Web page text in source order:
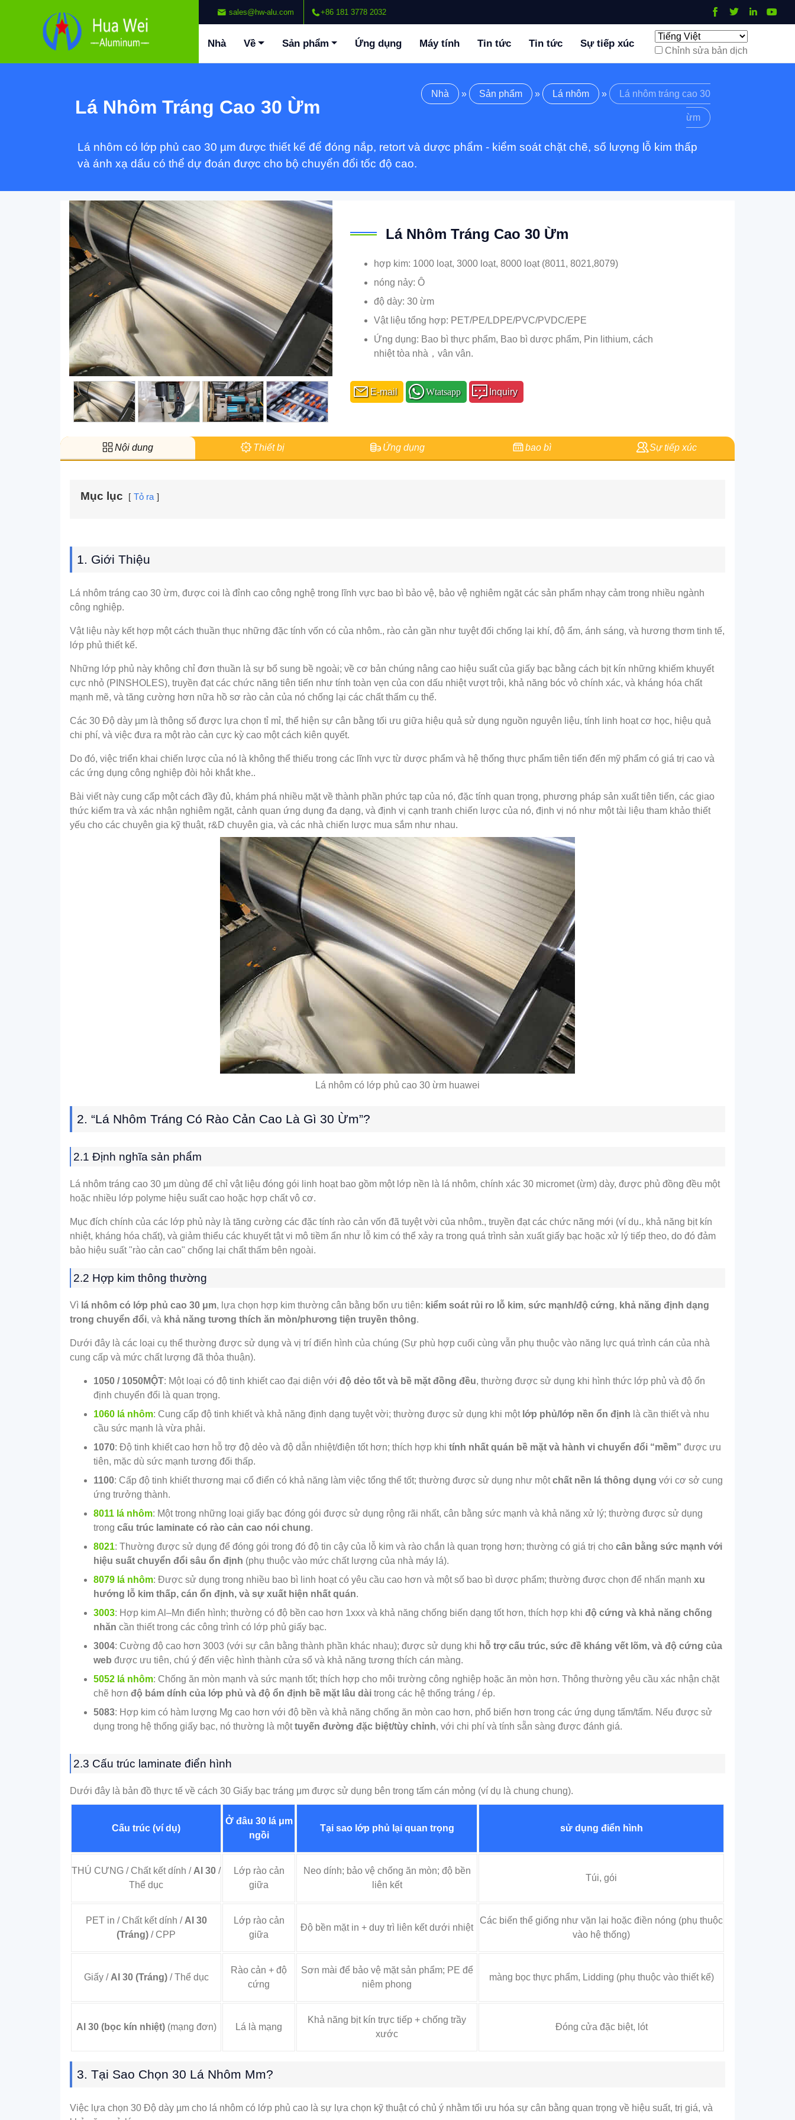
sales@hw-alu.com +86 181 3778 2032
Nhà Về Sản phẩm Ứng dụng Máy tính Tin tức Tin tức Sự tiếp xúc
Chỉnh sửa bản dịch
Lá Nhôm Tráng Cao 30 Ừm
Nhà » Sản phẩm » Lá nhôm » Lá nhôm tráng cao 30
ừm
Lá nhôm có lớp phủ cao 30 µm được thiết kế để đóng nắp, retort và dược phẩm - kiểm soát chặt chẽ, số lượng lỗ kim thấp
và ánh xạ dấu có thể dự đoán được cho bộ chuyển đổi tốc độ cao.
Lá Nhôm Tráng Cao 30 Ừm
hợp kim: 1000 loạt, 3000 loạt, 8000 loạt (8011, 8021,8079)
nóng nảy: Ô
độ dày: 30 ừm
Vật liệu tổng hợp: PET/PE/LDPE/PVC/PVDC/EPE
Ứng dụng: Bao bì thực phẩm, Bao bì dược phẩm, Pin lithium, cách
nhiệt tòa nhà，vân vân.
E-mail Wtatsapp Inquiry
Nội dung Thiết bị Ứng dụng bao bì Sự tiếp xúc
Mục lục Tỏ ra
1. Giới Thiệu
Lá nhôm tráng cao 30 ừm, được coi là đỉnh cao công nghệ trong lĩnh vực bao bì bảo vệ, bảo vệ nghiêm ngặt các sản phẩm nhạy cảm trong nhiều ngành
công nghiệp.
Vật liệu này kết hợp một cách thuần thục những đặc tính vốn có của nhôm., rào cản gần như tuyệt đối chống lại khí, độ ẩm, ánh sáng, và hương thơm tinh tế,
lớp phủ thiết kế.
Những lớp phủ này không chỉ đơn thuần là sự bổ sung bề ngoài; về cơ bản chúng nâng cao hiệu suất của giấy bạc bằng cách bịt kín những khiếm khuyết
cực nhỏ (PINSHOLES), truyền đạt các chức năng tiên tiến như tính toàn vẹn của con dấu nhiệt vượt trội, khả năng bóc vỏ chính xác, và kháng hóa chất
mạnh mẽ, và tăng cường hơn nữa hồ sơ rào cản của nó chống lại các chất thấm cụ thể.
Các 30 Độ dày µm là thông số được lựa chọn tỉ mỉ, thể hiện sự cân bằng tối ưu giữa hiệu quả sử dụng nguồn nguyên liệu, tính linh hoạt cơ học, hiệu quả
chi phí, và việc đưa ra một rào cản cực kỳ cao một cách kiên quyết.
Do đó, việc triển khai chiến lược của nó là không thể thiếu trong các lĩnh vực từ dược phẩm và hệ thống thực phẩm tiên tiến đến mỹ phẩm có giá trị cao và
các ứng dụng công nghiệp đòi hỏi khắt khe..
Bài viết này cung cấp một cách đầy đủ, khám phá nhiều mặt về thành phần phức tạp của nó, đặc tính quan trọng, phương pháp sản xuất tiên tiến, các giao
thức kiểm tra và xác nhận nghiêm ngặt, cảnh quan ứng dụng đa dạng, và định vị cạnh tranh chiến lược của nó, định vị nó như một tài liệu tham khảo thiết
yếu cho các chuyên gia kỹ thuật, r&D chuyên gia, và các nhà chiến lược mua sắm như nhau.
Lá nhôm có lớp phủ cao 30 ừm huawei
2. “Lá Nhôm Tráng Có Rào Cản Cao Là Gì 30 Ừm”?
2.1 Định nghĩa sản phẩm
Lá nhôm tráng cao 30 µm dùng để chỉ vật liệu đóng gói linh hoạt bao gồm một lớp nền là lá nhôm, chính xác 30 micromet (ừm) dày, được phủ đồng đều một
hoặc nhiều lớp polyme hiệu suất cao hoặc hợp chất vô cơ.
Mục đích chính của các lớp phủ này là tăng cường các đặc tính rào cản vốn đã tuyệt vời của nhôm., truyền đạt các chức năng mới (ví dụ., khả năng bịt kín
nhiệt, kháng hóa chất), và giảm thiểu các khuyết tật vi mô tiềm ẩn như lỗ kim có thể xảy ra trong quá trình sản xuất giấy bạc hoặc xử lý tiếp theo, do đó đảm
bảo hiệu suất "rào cản cao" chống lại chất thấm bên ngoài.
2.2 Hợp kim thông thường
Vì lá nhôm có lớp phủ cao 30 μm, lựa chọn hợp kim thường cân bằng bốn ưu tiên: kiểm soát rủi ro lỗ kim, sức mạnh/độ cứng, khả năng định dạng
trong chuyển đổi, và khả năng tương thích ăn mòn/phương tiện truyền thông.
Dưới đây là các loại cụ thể thường được sử dụng và vị trí điển hình của chúng (Sự phù hợp cuối cùng vẫn phụ thuộc vào năng lực quá trình cán của nhà
cung cấp và mức chất lượng đã thỏa thuận).
1050 / 1050MỘT: Một loại có độ tinh khiết cao đại diện với độ dẻo tốt và bề mặt đồng đều, thường được sử dụng khi hình thức lớp phủ và độ ổn
định chuyển đổi là quan trọng.
1060 lá nhôm: Cung cấp độ tinh khiết và khả năng định dạng tuyệt vời; thường được sử dụng khi một lớp phủ/lớp nền ổn định là cần thiết và nhu
cầu sức mạnh là vừa phải.
1070: Độ tinh khiết cao hơn hỗ trợ độ dẻo và độ dẫn nhiệt/điện tốt hơn; thích hợp khi tính nhất quán bề mặt và hành vi chuyển đổi “mềm” được ưu
tiên, mặc dù sức mạnh tương đối thấp.
1100: Cấp độ tinh khiết thương mại cổ điển có khả năng làm việc tổng thể tốt; thường được sử dụng như mộtchất nền lá thông dụng với cơ sở cung
ứng trưởng thành.
8011 lá nhôm: Một trong những loại giấy bạc đóng gói được sử dụng rộng rãi nhất, cân bằng sức mạnh và khả năng xử lý; thường được sử dụng
trong cấu trúc laminate có rào cản cao nói chung.
8021: Thường được sử dụng để đóng gói trong đó độ tin cậy của lỗ kim và rào chắn là quan trọng hơn; thường có giá trị cho cân bằng sức mạnh với
hiệu suất chuyển đổi sâu ổn định (phụ thuộc vào mức chất lượng của nhà máy lá).
8079 lá nhôm: Được sử dụng trong nhiều bao bì linh hoạt có yêu cầu cao hơn và một số bao bì dược phẩm; thường được chọn để nhấn mạnh xu
hướng lỗ kim thấp, cán ổn định, và sự xuất hiện nhất quán.
3003: Hợp kim Al–Mn điển hình; thường có độ bền cao hơn 1xxx và khả năng chống biến dạng tốt hơn, thích hợp khi độ cứng và khả năng chống
nhăn cần thiết trong các công trình có lớp phủ giấy bạc.
3004: Cường độ cao hơn 3003 (với sự cân bằng thành phần khác nhau); được sử dụng khi hỗ trợ cấu trúc, sức đề kháng vết lõm, và độ cứng của
web được ưu tiên, chú ý đến việc hình thành cửa sổ và khả năng tương thích cán màng.
5052 lá nhôm: Chống ăn mòn mạnh và sức mạnh tốt; thích hợp cho môi trường công nghiệp hoặc ăn mòn hơn. Thông thường yêu cầu xác nhận chặt
chẽ hơn độ bám dính của lớp phủ và độ ổn định bề mặt lâu dài trong các hệ thống tráng / ép.
5083: Hợp kim có hàm lượng Mg cao hơn với độ bền và khả năng chống ăn mòn cao hơn, phổ biến hơn trong các ứng dụng tấm/tấm. Nếu được sử
dụng trong hệ thống giấy bạc, nó thường là mộttuyến đường đặc biệt/tùy chỉnh, với chi phí và tính sẵn sàng được đánh giá.
2.3 Cấu trúc laminate điển hình
Dưới đây là bản đồ thực tế về cách 30 Giấy bạc tráng μm được sử dụng bên trong tấm cán mỏng (ví dụ là chung chung).
Cấu trúc (ví dụ)
Ở đâu 30 lá μm
ngồi
Tại sao lớp phủ lại quan trọng sử dụng điển hình
THÚ CƯNG / Chất kết dính / Al 30 /
Thể dục
Lớp rào cản
giữa
Neo dính; bảo vệ chống ăn mòn; độ bền
liên kết
Túi, gói
PET in / Chất kết dính / Al 30
(Tráng) / CPP
Lớp rào cản
giữa
Độ bền mặt in + duy trì liên kết dưới nhiệt
Các biến thể giống như vặn lại hoặc điền nóng (phụ thuộc
vào hệ thống)
Giấy / Al 30 (Tráng)/ Thể dục
Rào cản + độ
cứng
Sơn mài để bảo vệ mặt sản phẩm; PE để
niêm phong
màng bọc thực phẩm, Lidding (phụ thuộc vào thiết kế)
Al 30 (bọc kín nhiệt)(mạng đơn) Lá là mạng
Khả năng bịt kín trực tiếp + chống trầy
xước
Đóng cửa đặc biệt, lót
3. Tại Sao Chọn 30 Lá Nhôm Μm?
Việc lựa chọn 30 Độ dày µm cho lá nhôm có lớp phủ cao là sự lựa chọn kỹ thuật có chủ ý nhằm tối ưu hóa sự cân bằng quan trọng về hiệu suất, trị giá, và